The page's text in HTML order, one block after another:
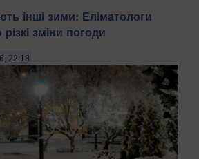
інші зими: Еліматологи
зміни погоди
22:18